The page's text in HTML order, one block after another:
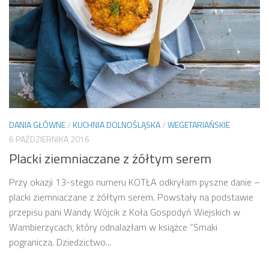
DANIA GŁÓWNE/KUCHNIA DOLNOŚLĄSKA/WEGETARIAŃSKIE
6 PAŹDZIERNIKA 2016
Placki ziemniaczane z żółtym serem
Przy okazji 13-stego numeru KOTŁA odkryłam pyszne danie –
placki ziemniaczane z żółtym serem. Powstały na podstawie
przepisu pani Wandy Wójcik z Koła Gospodyń Wiejskich w
Wambierzycach, który odnalazłam w książce “Smaki
pogranicza. Dziedzictwo...